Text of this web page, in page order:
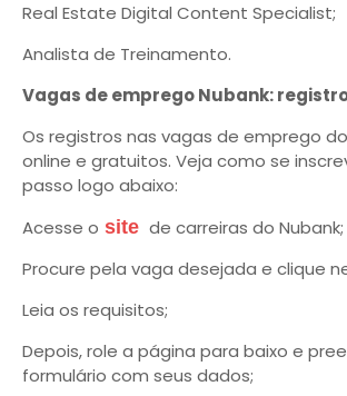
Real Estate Digital Content Specialist;
Analista de Treinamento.
Vagas de emprego Nubank:
Os registros nas vagas de emprego
online e gratuitos. Veja como se
passo logo abaixo:
Acesse o site de carreiras do Nubank;
Procure pela vaga desejada e clique
Leia os requisitos;
Depois, role a página para baixo e
formulário com seus dados;